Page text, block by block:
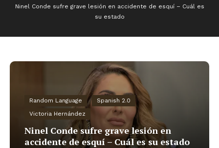
Ninel Conde sufre grave lesión en accidente de esquí – Cuál es
su estado
Random Language
Spanish 2.0
Victoria Hernández
Ninel Conde sufre grave lesión en
accidente de esquí – Cuál es su estado